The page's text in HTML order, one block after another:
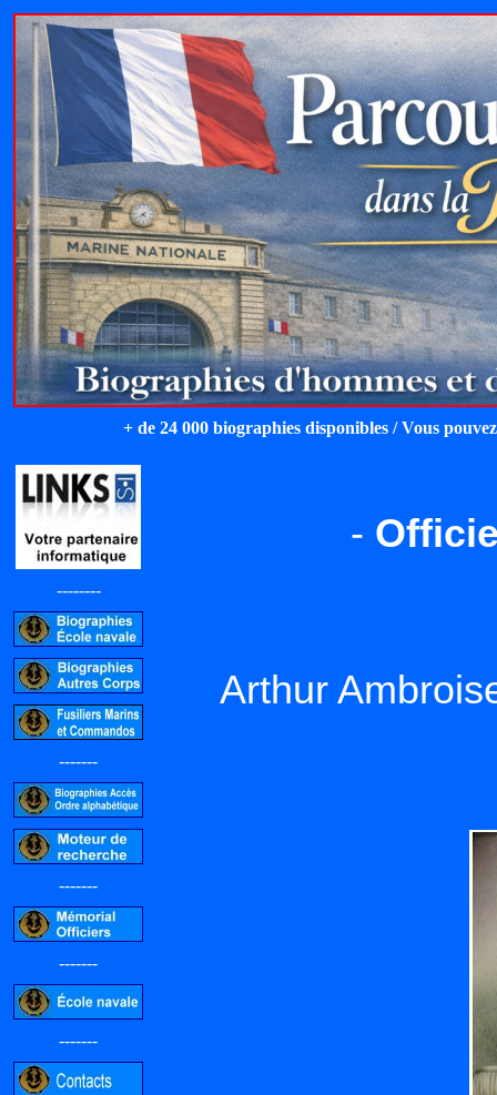
+ de 24 000 biographies disponibles / Vous
--------
-------
-------
-------
-------
-
Arthur